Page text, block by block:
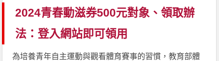
2024青春動滋券500元對象、領取辦
法：登入網站即可領用
為培養青年自主運動與觀看體育賽事的習慣，教育部體